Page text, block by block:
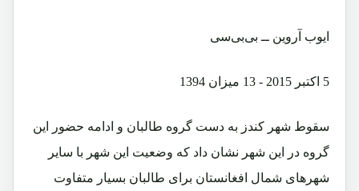
ایوب آروین ــ بی‌بی‌سی
5 اکتبر 2015 - 13 میزان 1394
سقوط شهر کندز به دست گروه طالبان و ادامه حضور این
گروه در این شهر نشان داد که وضعیت این شهر با سایر
شهرهای شمال افغانستان برای طالبان بسیار متفاوت